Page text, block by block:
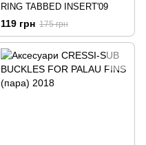
RING TABBED INSERT'09
119 грн 175 грн